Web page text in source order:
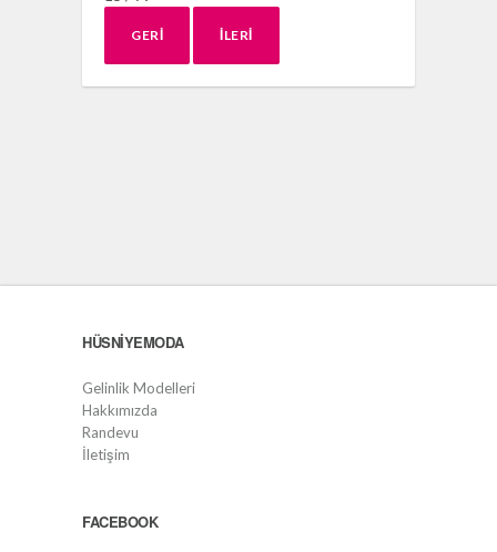
HÜSNIYEMODA
Gelinlik Modelleri
Hakkımızda
Randevu
İletişim
FACEBOOK